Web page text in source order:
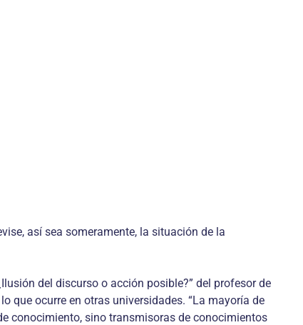
así sea someramente, la situación de la
del discurso o acción posible?” del profesor de
que ocurre en otras universidades. “La mayoría de
conocimiento, sino transmisoras de conocimientos